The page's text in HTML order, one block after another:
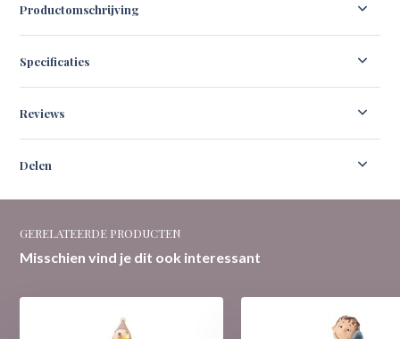
Productomschrijving
Specificaties
Reviews
Delen
GERELATEERDE PRODUCTEN
Misschien vind je dit ook interessant